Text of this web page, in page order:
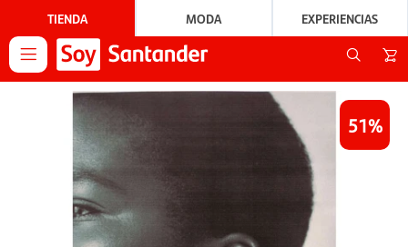
TIENDA MODA EXPERIENCIAS

51